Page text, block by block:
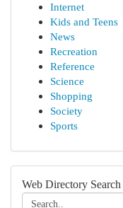
Internet
Kids and Teens
News
Recreation
Reference
Science
Shopping
Society
Sports
Web Directory Search